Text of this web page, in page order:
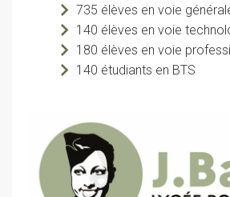
735 élèves en voie
140 élèves en voie
180 élèves en voie
140 étudiants en BTS